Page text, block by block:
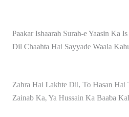
Paakar Ishaarah Surah-e Yaasin Ka
Dil Chaahta Hai Sayyade Waala
Zahra Hai Lakhte Dil, To Hasan Hai
Zainab Ka, Ya Hussain Ka Baaba